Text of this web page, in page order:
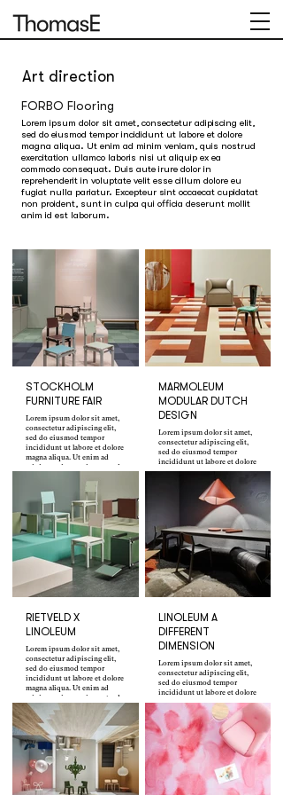
STOCKHOLM
FURNITURE FAIR
Lorem ipsum dolor sit amet,
consectetur adipiscing elit,
sed do eiusmod tempor
incididunt ut labore et dolore
magna aliqua. Ut enim ad
minim veniam, quis nostrud
commodo consequat.
MARMOLEUM
MODULAR DUTCH
DESIGN
Lorem ipsum dolor sit amet,
consectetur adipiscing elit,
sed do eiusmod tempor
incididunt ut labore et dolore
magna aliqua. Ut enim ad
minim veniam, quis nostrud
exercitation ullamco laboris
nisi ut aliquip ex ea
commodo consequat.
RIETVELD X
LINOLEUM
Lorem ipsum dolor sit amet,
consectetur adipiscing elit,
sed do eiusmod tempor
incididunt ut labore et dolore
magna aliqua. Ut enim ad
minim veniam, quis nostrud
exercitation ullamco laboris
nisi ut aliquip ex ea
commodo consequat.
LINOLEUM A
DIFFERENT
DIMENSION
Lorem ipsum dolor sit amet,
consectetur adipiscing elit,
sed do eiusmod tempor
incididunt ut labore et dolore
magna aliqua. Ut enim ad
minim veniam, quis nostrud
exercitation ullamco laboris
nisi ut aliquip ex ea
commodo consequat.
Art direction
FORBO Flooring
Lorem ipsum dolor sit amet, consectetur adipiscing elit,
sed do eiusmod tempor incididunt ut labore et dolore
magna aliqua. Ut enim ad minim veniam, quis nostrud
exercitation ullamco laboris nisi ut aliquip ex ea
commodo consequat. Duis aute irure dolor in
reprehenderit in voluptate velit esse cillum dolore eu
fugiat nulla pariatur. Excepteur sint occaecat cupidatat
non proident, sunt in culpa qui officia deserunt mollit
anim id est laborum.